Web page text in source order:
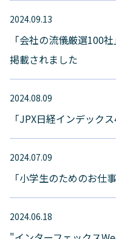
2024.09.13
「会社の流儀厳選100
掲載されました
2024.08.09
「JPX日経インデック
2024.07.09
「小学生のためのお仕
2024.06.18